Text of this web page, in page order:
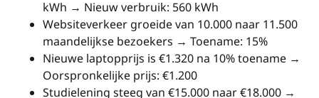
kWh → Nieuw verbruik: 560 kWh
Websiteverkeer groeide van 10.000 naar 11.500
maandelijkse bezoekers → Toename: 15%
Nieuwe laptopprijs is €1.320 na 10% toename →
Oorspronkelijke prijs: €1.200
Studielening steeg van €15.000 naar €18.000 →